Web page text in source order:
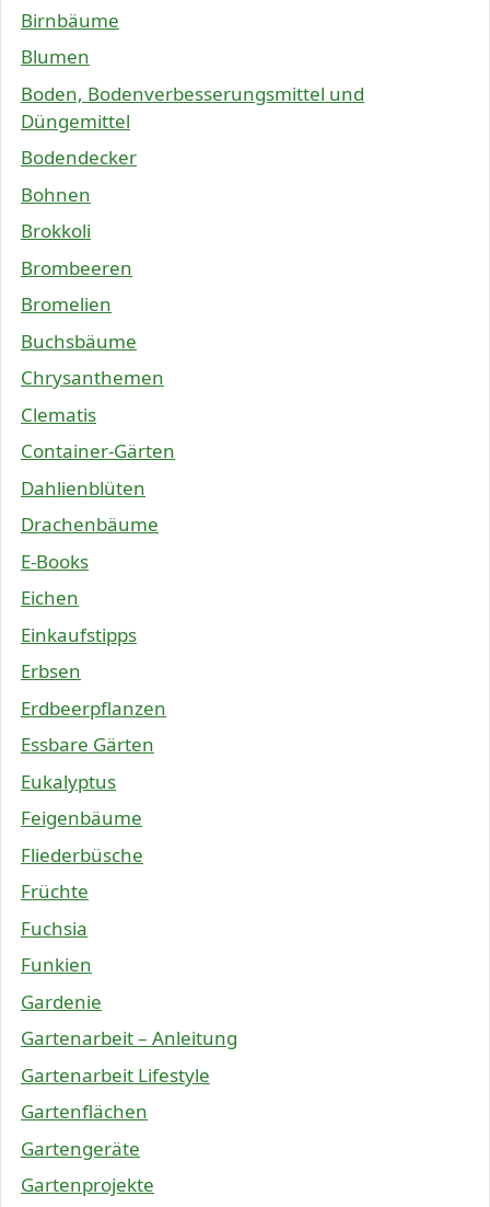
Birnbäume
Blumen
Boden, Bodenverbesserungsmittel und
Düngemittel
Bodendecker
Bohnen
Brokkoli
Brombeeren
Bromelien
Buchsbäume
Chrysanthemen
Clematis
Container-Gärten
Dahlienblüten
Drachenbäume
E-Books
Eichen
Einkaufstipps
Erbsen
Erdbeerpflanzen
Essbare Gärten
Eukalyptus
Feigenbäume
Fliederbüsche
Früchte
Fuchsia
Funkien
Gardenie
Gartenarbeit – Anleitung
Gartenarbeit Lifestyle
Gartenflächen
Gartengeräte
Gartenprojekte